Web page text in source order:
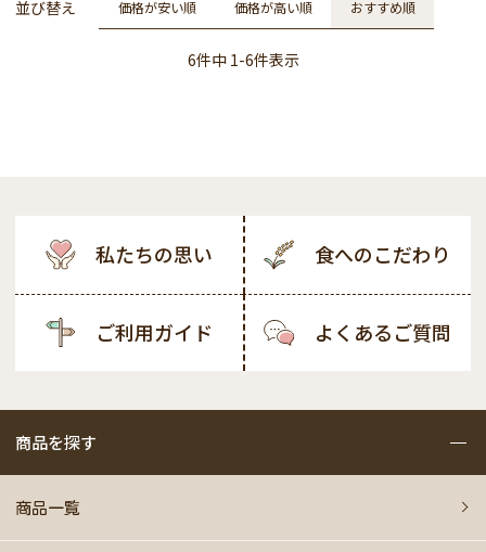
並び替え 価格が安い順 価格が高い順 おすすめ順
6件中 1-6件表示
私たちの思い 食へのこだわり
ご利用ガイド よくあるご質問
商品を探す
商品一覧